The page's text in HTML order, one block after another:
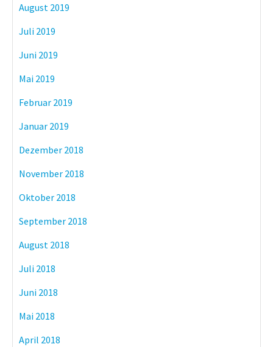
August 2019
Juli 2019
Juni 2019
Mai 2019
Februar 2019
Januar 2019
Dezember 2018
November 2018
Oktober 2018
September 2018
August 2018
Juli 2018
Juni 2018
Mai 2018
April 2018